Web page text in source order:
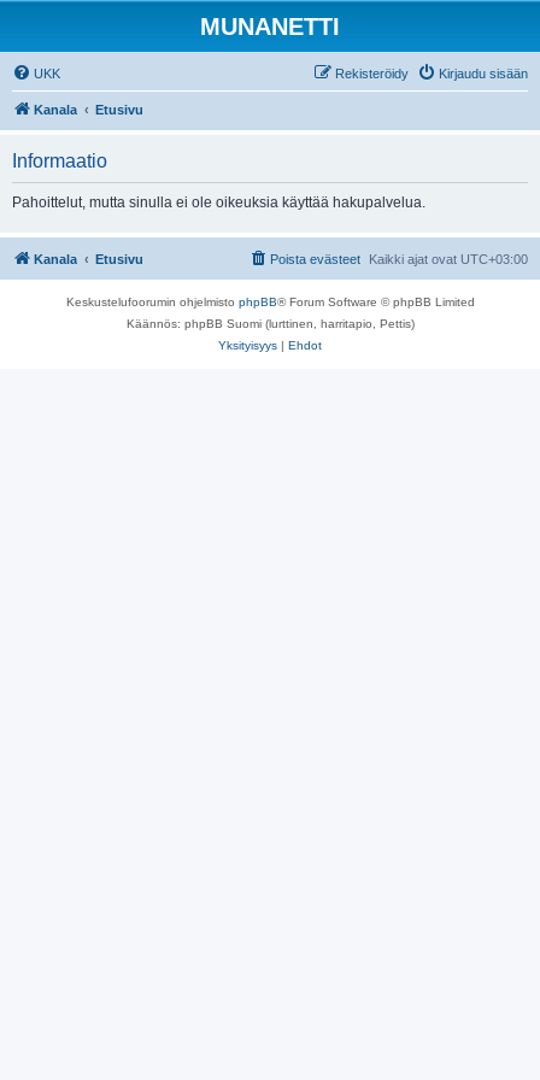
MUNANETTI
UKK Kirjaudu sisään
Rekisteröidy
Kanala Etusivu
Informaatio
Pahoittelut, mutta sinulla ei ole oikeuksia käyttää hakupalvelua.
Kanala Etusivu Kaikki ajat ovat UTC+03:00
Poista evästeet
Keskustelufoorumin ohjelmisto phpBB® Forum Software © phpBB Limited
Käännös: phpBB Suomi (lurttinen, harritapio, Pettis)
Yksityisyys | Ehdot